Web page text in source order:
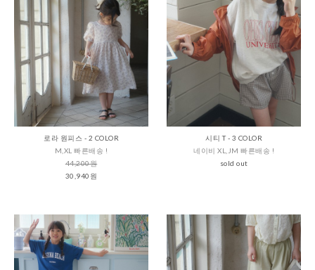
로라 원피스 - 2 COLOR
M,XL 빠른배송 !
44,200원
30,940원
시티 T - 3 COLOR
네이비 XL,JM 빠른배송 !
sold out